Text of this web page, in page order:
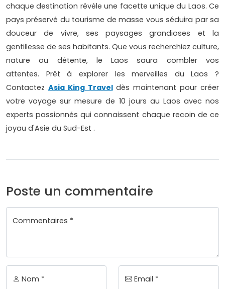
chaque destination révèle une facette unique du Laos. Ce
pays préservé du tourisme de masse vous séduira par sa
douceur de vivre, ses paysages grandioses et la
gentillesse de ses habitants. Que vous recherchiez culture,
nature ou détente, le Laos saura combler vos
attentes. Prêt à explorer les merveilles du Laos ?
Contactez Asia King Traveldès maintenant pour créer
votre voyage sur mesure de 10 jours au Laos avec nos
experts passionnés qui connaissent chaque recoin de ce
joyau d'Asie du Sud-Est .
Poste un commentaire
Commentaires *
Nom * Email *